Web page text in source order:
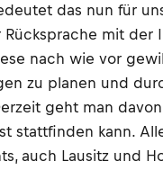
das nun für
mit der
nach wie vor
zu planen und
geht man davon
stattfinden kann.
auch Lausitz und